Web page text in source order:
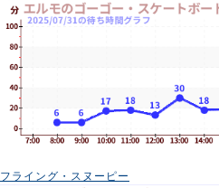
フライング・スヌーピー